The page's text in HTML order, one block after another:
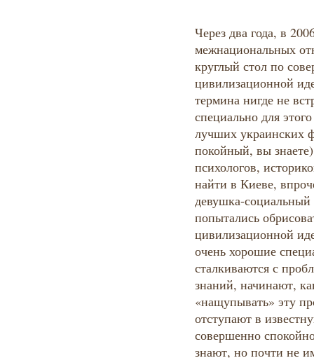
Через два года, в
межнациональных
круглый стол по
цивилизационной
термина нигде не
специально для
лучших украинских
покойный, вы
психологов,
найти в Киеве,
девушка-
попытались
цивилизационной
очень хорошие
сталкиваются с
знаний, начинают,
«нащупывать» эту
отступают в
совершенно
знают, но почти не